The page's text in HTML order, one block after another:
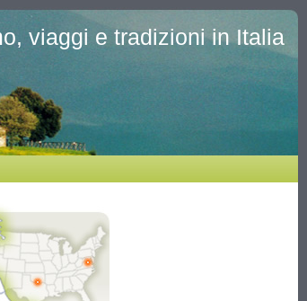
viaggi e tradizioni in Italia